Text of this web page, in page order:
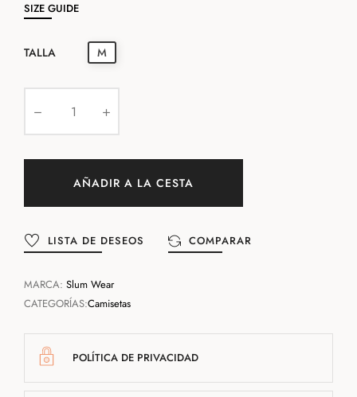
SIZE GUIDE
TALLA M
AÑADIR A LA CESTA
LISTA DE DESEOS COMPARAR
MARCA: Slum Wear
CATEGORÍAS:Camisetas
POLÍTICA DE PRIVACIDAD